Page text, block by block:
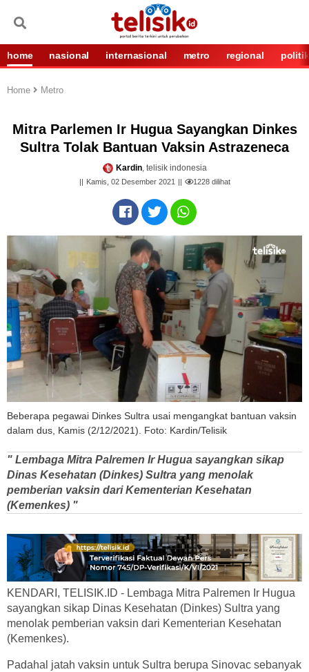
home nasional internasional metro regional politik
Home Metro
Mitra Parlemen Ir Hugua Sayangkan Dinkes
Sultra Tolak Bantuan Vaksin Astrazeneca
Kardin, telisik indonesia
Kamis, 02 Desember 2021 1228dilihat
Beberapa pegawai Dinkes Sultra usai mengangkat bantuan vaksin
dalam dus, Kamis (2/12/2021). Foto: Kardin/Telisik
" Lembaga Mitra Palremen Ir Hugua sayangkan sikap
Dinas Kesehatan (Dinkes) Sultra yang menolak
pemberian vaksin dari Kementerian Kesehatan
(Kemenkes) "
KENDARI, TELISIK.ID - Lembaga Mitra Palremen Ir Hugua
sayangkan sikap Dinas Kesehatan (Dinkes) Sultra yang
menolak pemberian vaksin dari Kementerian Kesehatan
(Kemenkes).
Padahal jatah vaksin untuk Sultra berupa Sinovac sebanyak